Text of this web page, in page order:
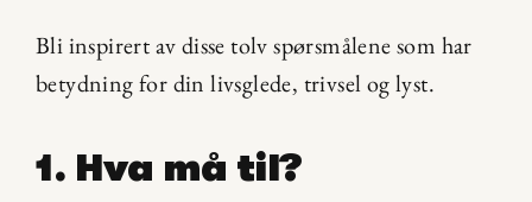
Bli inspirert av disse tolv spørsmålene som har
betydning for din livsglede, trivsel og lyst.
1. Hva må til?